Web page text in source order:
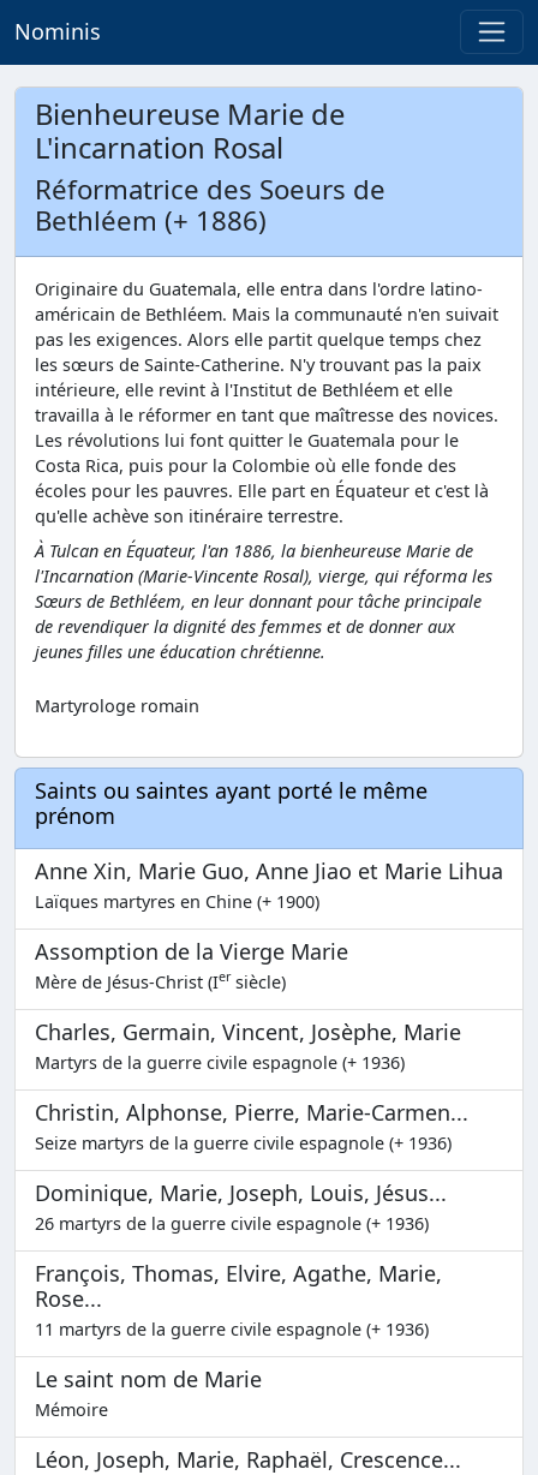
Nominis
Bienheureuse Marie de
L'incarnation Rosal
Réformatrice des Soeurs de
Bethléem (+ 1886)
Originaire du Guatemala, elle entra dans l'ordre latino-
américain de Bethléem. Mais la communauté n'en suivait
pas les exigences. Alors elle partit quelque temps chez
les sœurs de Sainte-Catherine. N'y trouvant pas la paix
intérieure, elle revint à l'Institut de Bethléem et elle
travailla à le réformer en tant que maîtresse des novices.
Les révolutions lui font quitter le Guatemala pour le
Costa Rica, puis pour la Colombie où elle fonde des
écoles pour les pauvres. Elle part en Équateur et c'est là
qu'elle achève son itinéraire terrestre.
À Tulcan en Équateur, l'an 1886, la bienheureuse Marie de
l'Incarnation (Marie-Vincente Rosal), vierge, qui réforma les
Sœurs de Bethléem, en leur donnant pour tâche principale
de revendiquer la dignité des femmes et de donner aux
jeunes filles une éducation chrétienne.
Martyrologe romain
Saints ou saintes ayant porté le même
prénom
Anne Xin, Marie Guo, Anne Jiao et Marie Lihua
Laïques martyres en Chine (+ 1900)
Assomption de la Vierge Marie
Mère de Jésus-Christ (Iersiècle)
Charles, Germain, Vincent, Josèphe, Marie
Martyrs de la guerre civile espagnole (+ 1936)
Christin, Alphonse, Pierre, Marie-Carmen...
Seize martyrs de la guerre civile espagnole (+ 1936)
Dominique, Marie, Joseph, Louis, Jésus...
26 martyrs de la guerre civile espagnole (+ 1936)
François, Thomas, Elvire, Agathe, Marie,
Rose...
11 martyrs de la guerre civile espagnole (+ 1936)
Le saint nom de Marie
Mémoire
Léon, Joseph, Marie, Raphaël, Crescence...